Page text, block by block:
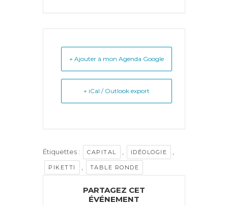
+ Ajouter à mon Agenda Google
+ iCal / Outlook export
Étiquettes : CAPITAL , IDÉOLOGIE ,
PIKETTI , TABLE RONDE
PARTAGEZ CET
ÉVÉNEMENT